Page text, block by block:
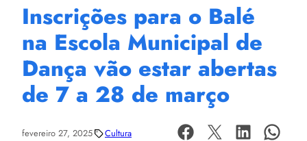
Inscrições para o Balé
na Escola Municipal de
Dança vão estar abertas
de 7 a 28 de março
fevereiro 27, 2025 Cultura